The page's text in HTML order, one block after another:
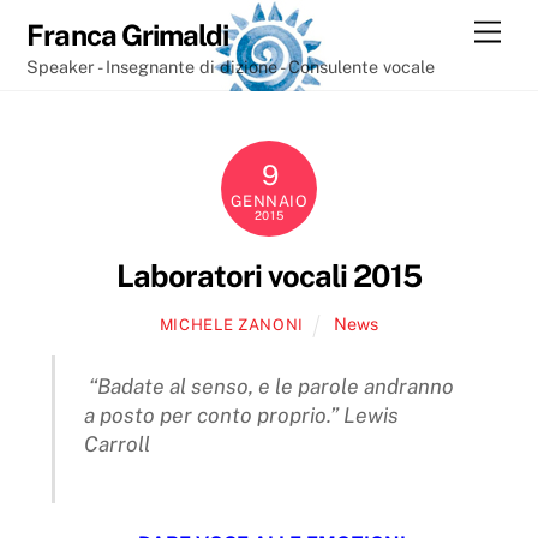
content
Franca Grimaldi
Speaker - Insegnante di dizione - Consulente vocale
9
GENNAIO
2015
Laboratori vocali 2015
MICHELE ZANONI News
“Badate al senso, e le parole andranno
a posto per conto proprio.”Lewis
Carroll